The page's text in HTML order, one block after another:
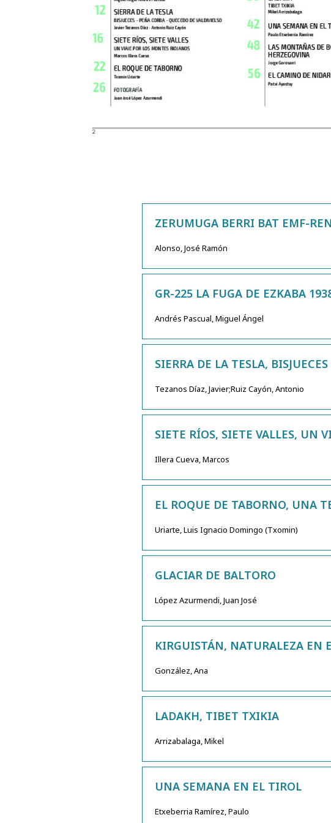
ZERUMUGA BERRI BAT EMF-
Alonso, José Ramón
GR-225 LA FUGA DE EZKABA
Andrés Pascual, Miguel Ángel
SIERRA DE LA TESLA,
Tezanos Díaz, Javier;Ruiz Cayón, Antonio
SIETE RÍOS, SIETE VALLES, UN
Illera Cueva, Marcos
EL ROQUE DE TABORNO, UNA
Uriarte, Luis Ignacio Domingo (Txomin)
GLACIAR DE BALTORO
López Azurmendi, Juan José
KIRGUISTÁN, NATURALEZA EN
González, Ana
LADAKH, TIBET TXIKIA
Arrizabalaga, Mikel
UNA SEMANA EN EL TIROL
Etxeberria Ramírez, Paulo